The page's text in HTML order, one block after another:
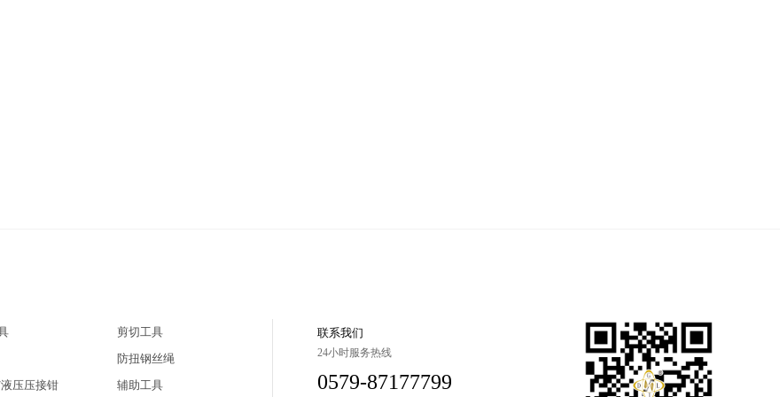
剪切工具
防扭钢丝绳
压压接钳 辅助工具
联系我们
24小时服务热线
0579-87177799